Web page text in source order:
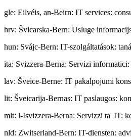
gle: Eilvéis, an-Beirn: IT services:
hrv: Švicarska-Bern: Usluge
hun: Svájc-Bern: IT-szolgáltatások:
ita: Svizzera-Berna: Servizi
lav: Šveice-Berne: IT pakalpojumi
lit: Šveicarija-Bernas: IT paslaugos:
mlt: l-Isvizzera-Berna: Servizzi ta' IT:
nld: Zwitserland-Bern: IT-diensten: